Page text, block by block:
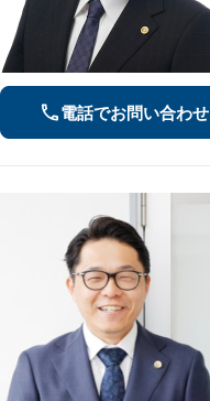
電話でお問い合わせ